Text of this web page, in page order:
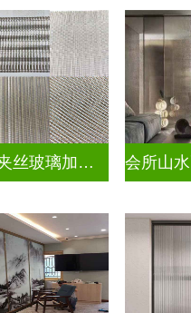
淮北中式夹丝玻璃加工点